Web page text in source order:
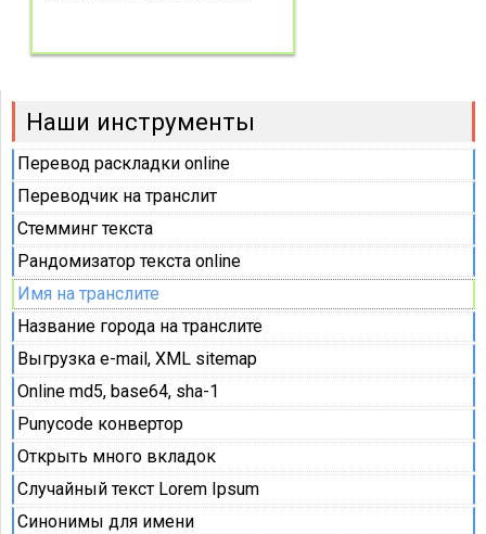
Наши инструменты
Перевод раскладки online
Переводчик на транслит
Стемминг текста
Рандомизатор текста online
Имя на транслите
Название города на транслите
Выгрузка e-mail, XML sitemap
Online md5, base64, sha-1
Punycode конвертор
Открыть много вкладок
Случайный текст Lorem Ipsum
Синонимы для имени